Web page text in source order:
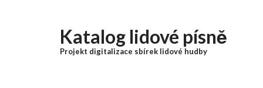
Katalog lidové písně
Projekt digitalizace sbírek lidové hudby